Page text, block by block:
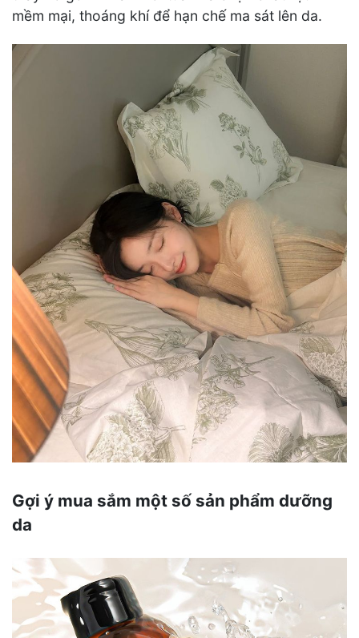
mềm mại, thoáng khí để hạn chế ma sát lên da.
Gợi ý mua sắm một số sản phẩm dưỡng
da